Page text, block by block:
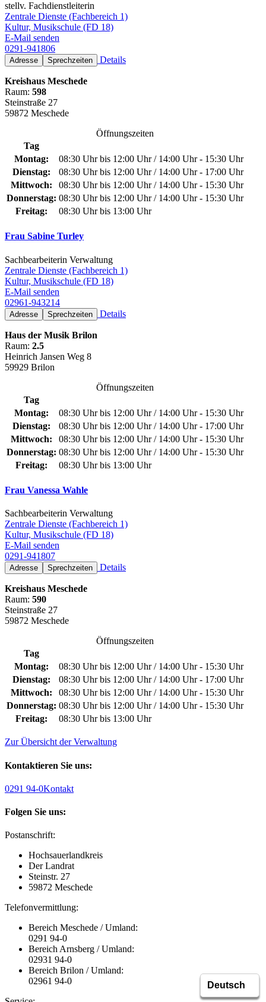
stellv. Fachdienstleiterin
Zentrale Dienste (Fachbereich 1)
Kultur, Musikschule (FD 18)
E-Mail senden
0291-941806
Adresse Sprechzeiten Details
Kreishaus Meschede
Raum: 598
Steinstraße 27
59872 Meschede
Öffnungszeiten
Tag
Montag:
08:30 Uhr bis 12:00 Uhr / 14:00 Uhr - 15:30 Uhr
Dienstag:
08:30 Uhr bis 12:00 Uhr / 14:00 Uhr - 17:00 Uhr
Mittwoch:
08:30 Uhr bis 12:00 Uhr / 14:00 Uhr - 15:30 Uhr
Donnerstag: 08:30 Uhr bis 12:00 Uhr / 14:00 Uhr - 15:30 Uhr
Freitag:
08:30 Uhr bis 13:00 Uhr
Frau Sabine Turley
Sachbearbeiterin Verwaltung
Zentrale Dienste (Fachbereich 1)
Kultur, Musikschule (FD 18)
E-Mail senden
02961-943214
Adresse Sprechzeiten Details
Haus der Musik Brilon
Raum: 2.5
Heinrich Jansen Weg 8
59929 Brilon
Öffnungszeiten
Tag
Montag:
08:30 Uhr bis 12:00 Uhr / 14:00 Uhr - 15:30 Uhr
Dienstag:
08:30 Uhr bis 12:00 Uhr / 14:00 Uhr - 17:00 Uhr
Mittwoch:
08:30 Uhr bis 12:00 Uhr / 14:00 Uhr - 15:30 Uhr
Donnerstag: 08:30 Uhr bis 12:00 Uhr / 14:00 Uhr - 15:30 Uhr
Freitag:
08:30 Uhr bis 13:00 Uhr
Frau Vanessa Wahle
Sachbearbeiterin Verwaltung
Zentrale Dienste (Fachbereich 1)
Kultur, Musikschule (FD 18)
E-Mail senden
0291-941807
Adresse Sprechzeiten Details
Kreishaus Meschede
Raum: 590
Steinstraße 27
59872 Meschede
Öffnungszeiten
Tag
Montag:
08:30 Uhr bis 12:00 Uhr / 14:00 Uhr - 15:30 Uhr
Dienstag:
08:30 Uhr bis 12:00 Uhr / 14:00 Uhr - 17:00 Uhr
Mittwoch:
08:30 Uhr bis 12:00 Uhr / 14:00 Uhr - 15:30 Uhr
Donnerstag: 08:30 Uhr bis 12:00 Uhr / 14:00 Uhr - 15:30 Uhr
Freitag:
08:30 Uhr bis 13:00 Uhr
Zur Übersicht der Verwaltung
Kontaktieren Sie uns:
0291 94-0Kontakt
Folgen Sie uns:
Postanschrift:
Hochsauerlandkreis
Der Landrat
Steinstr. 27
59872 Meschede
Telefonvermittlung:
Bereich Meschede / Umland:
0291 94-0
Bereich Arnsberg / Umland:
02931 94-0
Bereich Brilon / Umland:
02961 94-0